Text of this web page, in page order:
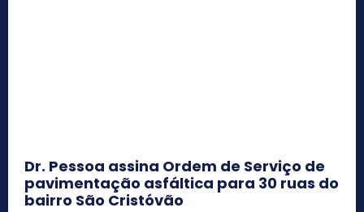
Dr. Pessoa assina Ordem de Serviço de
pavimentação asfáltica para 30 ruas do
bairro São Cristóvão